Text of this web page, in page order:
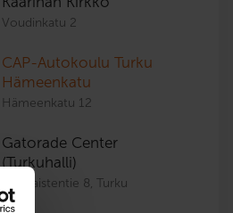
Voudinkatu 2
CAP-Autokoulu Turku
Hämeenkatu
Hämeenkatu 12
Gatorade Center
(Turkuhalli)
Artukaistentie 8, Turku